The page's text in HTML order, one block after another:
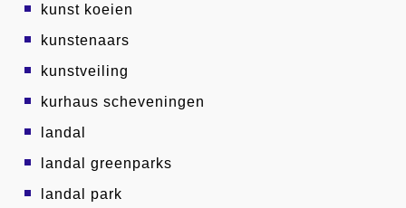
kunst koeien
kunstenaars
kunstveiling
kurhaus scheveningen
landal
landal greenparks
landal park